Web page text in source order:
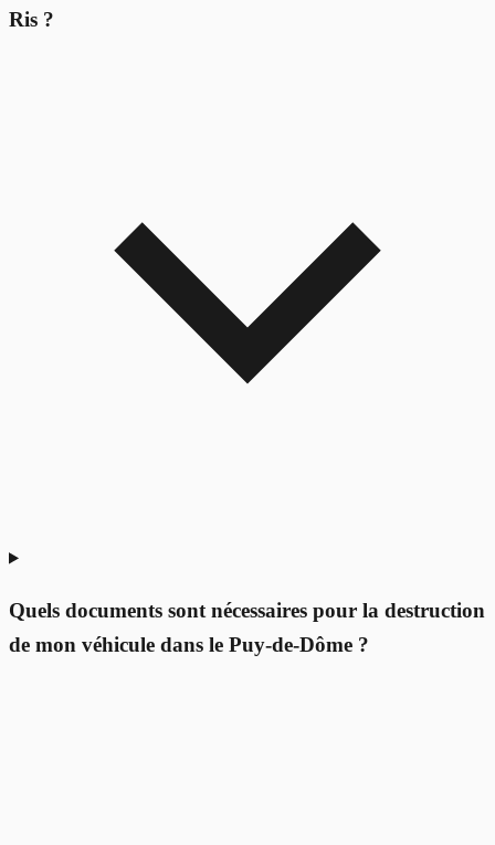
Ris ?
Quels documents sont nécessaires pour la destruction
de mon véhicule dans le Puy-de-Dôme ?